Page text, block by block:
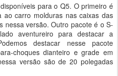
para o Q5. O primeiro é
ao carro molduras nas caixas das
nessa versão. Outro pacote é o S-
aventureiro para destacar a
destacar nesse pacote
choques dianteiro e grade em
versão são de 20 polegadas